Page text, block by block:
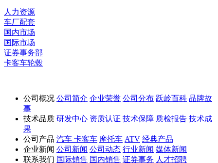
人力资源
车厂配套
国内市场
国际市场
证券事务部
卡客车轮毂
公司概况 公司简介 企业荣誉 公司分布 跃岭百科 品牌故
事
技术品质 研发中心 资质认证 技术保障 质检报告 技术成
果
公司产品 汽车 卡客车 摩托车 ATV 经典产品
企业新闻 公司新闻 公司动态 行业新闻 媒体新闻
联系我们 国际销售 国内销售 证券事务 人才招聘